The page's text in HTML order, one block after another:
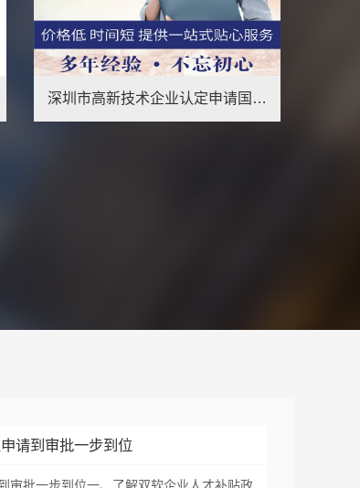
什么是双软认证？申请认证的好处是什么？
请到审批一步到位